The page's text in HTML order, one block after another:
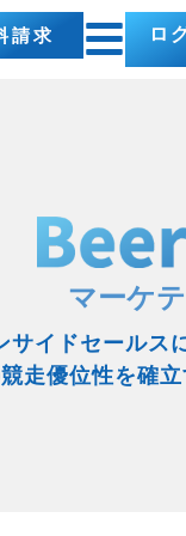
請求 ロ
マーケ
サイドセールス
走優位性を確